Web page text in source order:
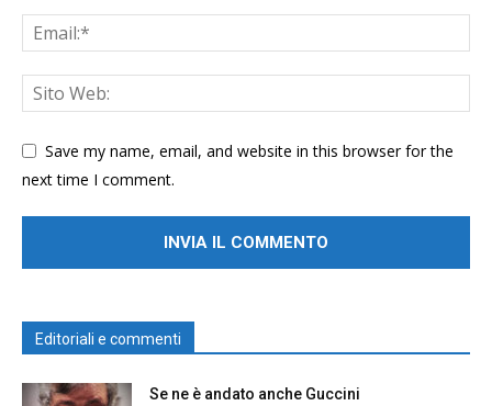
Save my name, email, and website in this browser for the
next time I comment.
Editoriali e commenti
Se ne è andato anche Guccini